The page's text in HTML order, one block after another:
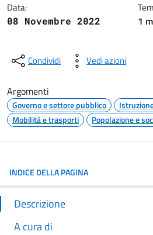
Data:
08 Novembre 2022 1
Condividi Vedi azioni
Argomenti
Governo e settore pubblico
Mobilità e trasporti
Popolazione e
INDICE DELLA PAGINA
Descrizione
A cura di